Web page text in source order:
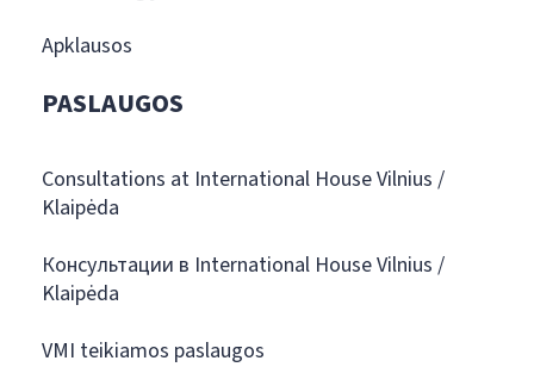
Apklausos
PASLAUGOS
Consultations at International House Vilnius /
Klaipėda
Консультации в International House Vilnius /
Klaipėda
VMI teikiamos paslaugos